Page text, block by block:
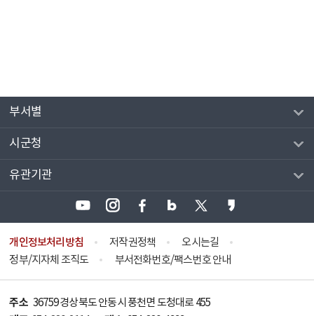
부서별
시군청
유관기관
개인정보처리방침 저작권정책
오시는길
정부/지자체 조직도
부서전화번호/팩스번호 안내
주소 36759 경상북도 안동시 풍천면 도청대로 455